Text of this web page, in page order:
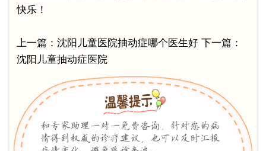
快乐！
上一篇： 沈阳儿童医院抽动症哪个医生好 下一篇：
沈阳儿童抽动症医院